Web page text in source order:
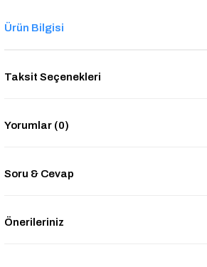
Ürün Bilgisi
Taksit Seçenekleri
Yorumlar (0)
Soru & Cevap
Önerileriniz